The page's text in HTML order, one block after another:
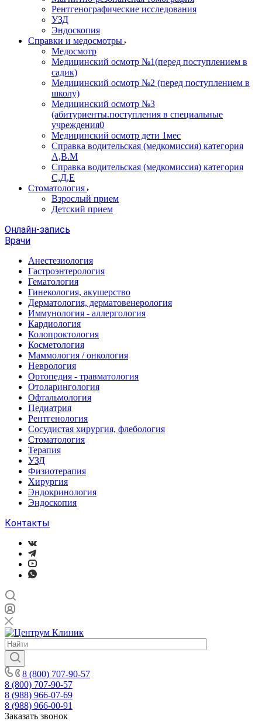
Рентгенографические исследования
УЗД
Эндоскопия
Справки и медосмотры
Медосмотр
Медицинский осмотр №1(перед поступлением в
садик)
Медицинский осмотр №2 (перед поступлением в
школу)
Медицинский осмотр №3
(абитуриенты.поступления в специальные
учреждения0
Медицинский осмотр дети 1мес
Справка водительская (медкомиссия) категория
А,В.М
Справка водительская (медкомиссия) категория
С,Д,Е
Стоматология
Взрослый прием
Детский прием
Онлайн-запись
Врачи
Анестезиология
Гастроэнтерология
Гематология
Гинекология, акушерство
Дерматология, дерматовенерология
Иммунология - аллергология
Кардиология
Колопроктология
Косметология
Маммология / онкология
Неврология
Ортопедия - травматология
Отоларингология
Офтальмология
Педиатрия
Рентгенология
Сосудистая хирургия, флебология
Стоматология
Терапия
УЗД
Физиотерапия
Хирургия
Эндокринология
Эндоскопия
Контакты
8 (800) 707-90-57
8 (800) 707-90-57
8 (988) 966-07-69
8 (988) 966-00-91
Заказать звонок